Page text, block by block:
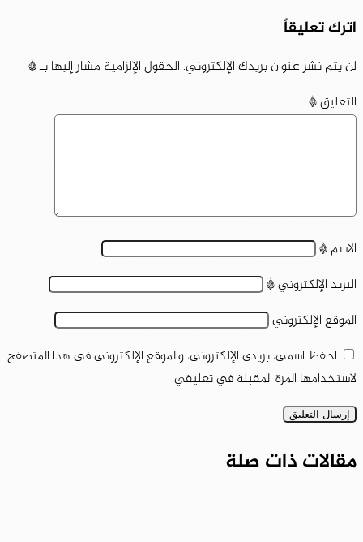
اترك تعليقاً
لن يتم نشر عنوان بريدك الإلكتروني. الحقول الإلزامية مشار إليها بـ*
التعليق*
الاسم*
البريد الإلكتروني*
الموقع الإلكتروني
احفظ اسمي، بريدي الإلكتروني، والموقع الإلكتروني في هذا المتصفح
لاستخدامها المرة المقبلة في تعليقي.
مقالات ذات صلة